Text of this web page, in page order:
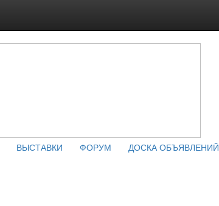
ВЫСТАВКИ ФОРУМ ДОСКА ОБЪЯВЛЕНИЙ